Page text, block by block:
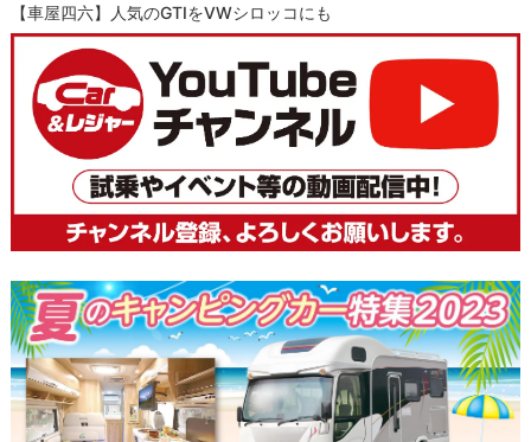
【車屋四六】人気のGTIをVWシロッコにも